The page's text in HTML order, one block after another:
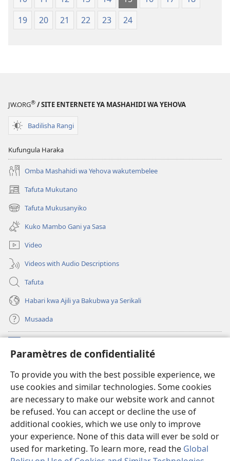
Paramètres de confidentialité
To provide you with the best possible experience, we
use cookies and similar technologies. Some cookies
are necessary to make our website work and cannot
be refused. You can accept or decline the use of
additional cookies, which we use only to improve
your experience. None of this data will ever be sold or
used for marketing. To learn more, read the Global
2018)
2018)
19
20 21 22 23 24
JW.ORG® / SITE ENTERNETE YA MASHAHIDI WA YEHOVA
Badilisha Rangi
Kufungula Haraka
Omba Mashahidi wa Yehova wakutembelee
Tafuta Mukutano
(opens
new
window)
Tafuta Mukusanyiko
(opens
new
window)
Kuko Mambo Gani ya Sasa
Video
Videos with Audio Descriptions
Tafuta
Habari kwa Ajili ya Bakubwa ya Serikali
Musaada
(opens
new
Maktaba ku Enternete
(opens
new
window)JW Hub
(opens
new
window)Programu ya JW Library